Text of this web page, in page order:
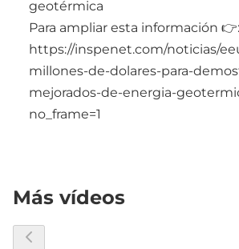
geotérmica
Para ampliar esta información 👉:
https://inspenet.com/noticias/
millones-de-dolares-para-
mejorados-de-energia-
no_frame=1
Más vídeos